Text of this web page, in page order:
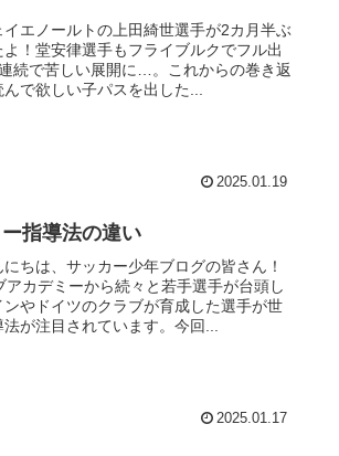
エノールトの上田綺世選手が2カ月半ぶ
！堂安律選手もフライブルクでフル出
続で苦しい展開に…。これからの巻き返
で欲しい子パスを出した...
2025.01.19
指導法の違い
ちは、サッカー少年ブログの皆さん！
カデミーから続々と若手選手が台頭し
やドイツのクラブが育成した選手が世
が注目されています。今回...
2025.01.17